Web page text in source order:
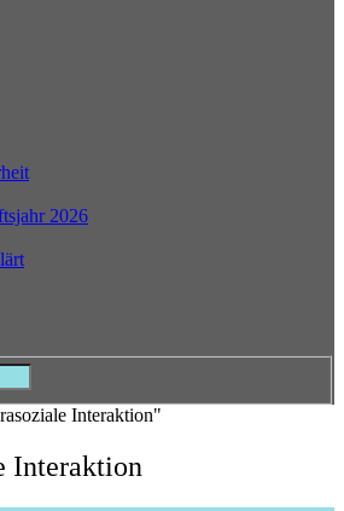
2026
Interaktion"
Interaktion